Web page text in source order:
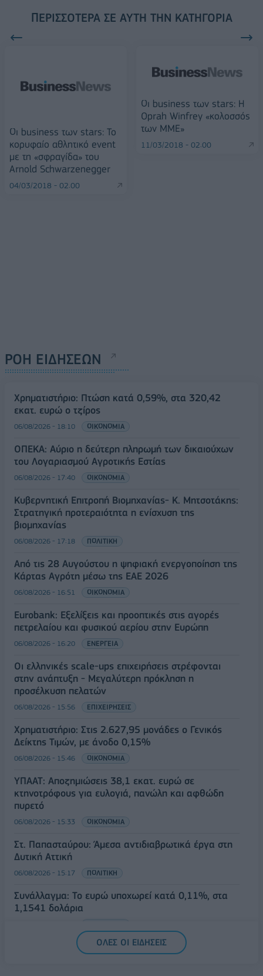
ΠΕΡΙΣΣΌΤΕΡΑ ΣΕ ΑΥΤΉ ΤΗΝ ΚΑΤΗΓΟΡΊΑ
Οι business των stars: Το
κορυφαίο αθλητικό event
με τη «σφραγίδα» του
Arnold Schwarzenegger
04/03/2018 - 02:00
Οι business των stars: Η
Oprah Winfrey «κολοσσός
των ΜΜΕ»
11/03/2018 - 02:00
ΡΟΗ ΕΙΔΗΣΕΩΝ
Χρηματιστήριο: Πτώση κατά 0,59%, στα 320,42
εκατ. ευρώ ο τζίρος
06/08/2026 - 18:10 ΟΙΚΟΝΟΜΙΑ
ΟΠΕΚΑ: Αύριο η δεύτερη πληρωμή των δικαιούχων
του Λογαριασμού Αγροτικής Εστίας
06/08/2026 - 17:40 ΟΙΚΟΝΟΜΙΑ
Κυβερνητική Επιτροπή Βιομηχανίας- Κ. Μητσοτάκης:
Στρατηγική προτεραιότητα η ενίσχυση της
βιομηχανίας
06/08/2026 - 17:18 ΠΟΛΙΤΙΚΗ
Από τις 28 Αυγούστου η ψηφιακή ενεργοποίηση της
Κάρτας Αγρότη μέσω της ΕΑΕ 2026
06/08/2026 - 16:51 ΟΙΚΟΝΟΜΙΑ
Eurobank: Εξελίξεις και προοπτικές στις αγορές
πετρελαίου και φυσικού αερίου στην Ευρώπη
06/08/2026 - 16:20 ΕΝΕΡΓΕΙΑ
Οι ελληνικές scale-ups επιχειρήσεις στρέφονται
στην ανάπτυξη - Μεγαλύτερη πρόκληση η
προσέλκυση πελατών
06/08/2026 - 15:56 ΕΠΙΧΕΙΡΗΣΕΙΣ
Χρηματιστήριο: Στις 2.627,95 μονάδες ο Γενικός
Δείκτης Τιμών, με άνοδο 0,15%
06/08/2026 - 15:46 ΟΙΚΟΝΟΜΙΑ
ΥΠΑΑΤ: Αποζημιώσεις 38,1 εκατ. ευρώ σε
κτηνοτρόφους για ευλογιά, πανώλη και αφθώδη
πυρετό
06/08/2026 - 15:33 ΟΙΚΟΝΟΜΙΑ
Στ. Παπασταύρου: Άμεσα αντιδιαβρωτικά έργα στη
Δυτική Αττική
06/08/2026 - 15:17 ΠΟΛΙΤΙΚΗ
Συνάλλαγμα: Το ευρώ υποχωρεί κατά 0,11%, στα
1,1541 δολάρια
ΟΛΕΣ ΟΙ ΕΙΔΗΣΕΙΣ